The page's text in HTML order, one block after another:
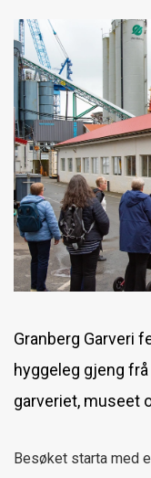
Overtidsarbeid
Saueskinn i mengdevis
HMS er viktig
Ny elektrisk truck
Granberg Garveri
hyggeleg gjeng
garveriet, museet
Besøket starta med